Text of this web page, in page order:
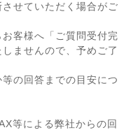
せていただく場合がご
客様へ「ご質問受付完
ませんので、予めご了
の回答までの目安につ
等による弊社からの回